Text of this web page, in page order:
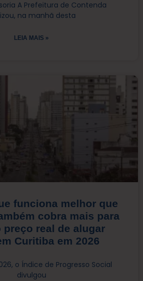
A Prefeitura de Contenda
na manhã desta
LEIA MAIS »
funciona melhor que
cobra mais para
preço real de alugar
Curitiba em 2026
o Índice de Progresso Social
divulgou